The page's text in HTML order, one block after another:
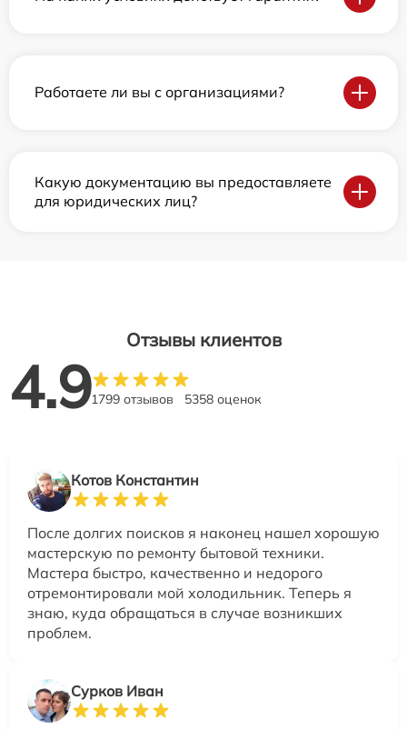
Работаете ли вы с организациями?
Какую документацию вы предоставляете
для юридических лиц?
Отзывы клиентов
4.91799 отзывов 5358 оценок
Котов Константин
После долгих поисков я наконец нашел хорошую
мастерскую по ремонту бытовой техники.
Мастера быстро, качественно и недорого
отремонтировали мой холодильник. Теперь я
знаю, куда обращаться в случае возникших
проблем.
Сурков Иван